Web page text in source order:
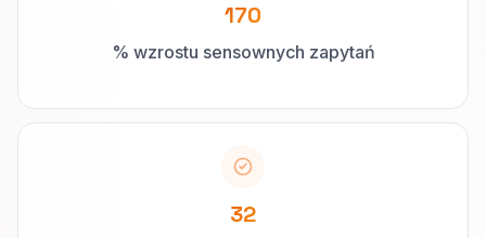
170
% wzrostu sensownych zapytań
32